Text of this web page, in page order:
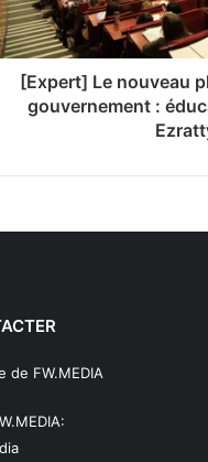
[Expert] Le nouveau
gouvernement :
de FW.MEDIA